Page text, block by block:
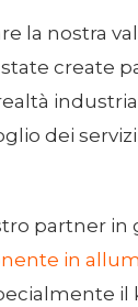
la nostra
create
dei
partner in
in
il